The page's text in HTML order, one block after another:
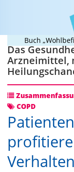
Buch
Das
Arzneimittel,
COPD